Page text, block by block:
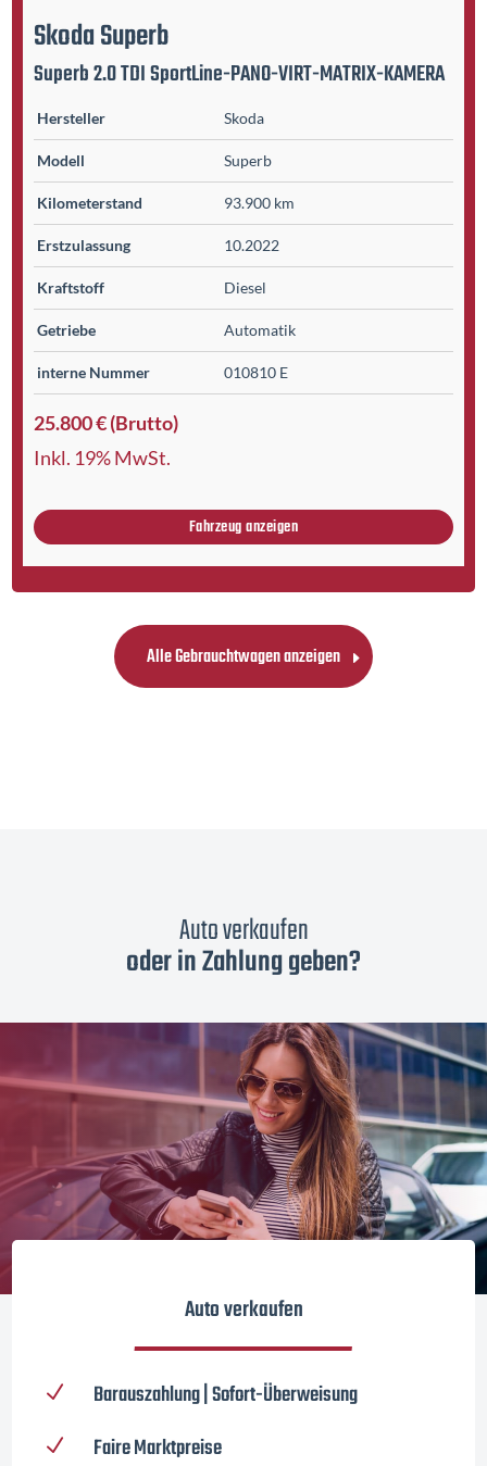
SkodaSuperb
Superb 2.0 TDI SportLine-PANO-VIRT-MATRIX-KAMERA
Hersteller Skoda
Modell Superb
Kilometer­stand 93.900 km
Erst­zulassung 10.2022
Kraftstoff Diesel
Getriebe Automatik
interne Nummer 010810 E
25.800 € (Brutto)
Inkl. 19% MwSt.
Fahrzeug anzeigen
Alle Gebrauchtwagen anzeigen
Auto verkaufen
oder in Zahlung geben?
Auto verkaufen
N Barauszahlung | Sofort-Überweisung
N Faire Marktpreise